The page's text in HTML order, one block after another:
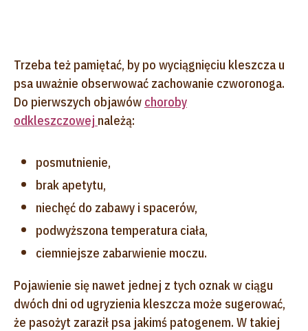
Trzeba też pamiętać, by po wyciągnięciu kleszcza u
psa uważnie obserwować zachowanie czworonoga.
Do pierwszych objawów choroby
odkleszczowej należą:
posmutnienie,
brak apetytu,
niechęć do zabawy i spacerów,
podwyższona temperatura ciała,
ciemniejsze zabarwienie moczu.
Pojawienie się nawet jednej z tych oznak w ciągu
dwóch dni od ugryzienia kleszcza może sugerować,
że pasożyt zaraził psa jakimś patogenem. W takiej